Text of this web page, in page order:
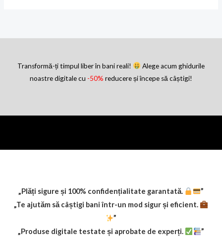
Transformă-ți timpul liber în bani reali!
Alege acum ghidurile
noastre digitale cu -50% reducere și începe să câștigi!
„Plăți sigure și 100% confidențialitate garantată.
”
„Te ajutăm să câștigi bani într-un mod sigur și eficient.
”
„Produse digitale testate și aprobate de experți.
”